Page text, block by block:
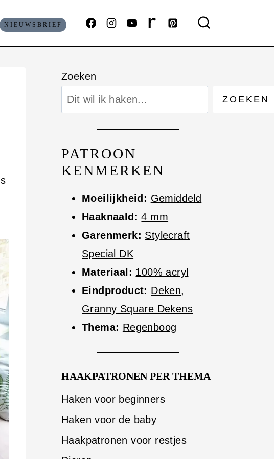
NIEUWSBRIEF
Zoeken
ZOEKEN
PATROON
KENMERKEN
Moeilijkheid: Gemiddeld
Haaknaald: 4 mm
Garenmerk: Stylecraft
Special DK
Materiaal: 100% acryl
Eindproduct: Deken,
Granny Square Dekens
Thema: Regenboog
HAAKPATRONEN PER THEMA
Haken voor beginners
Haken voor de baby
Haakpatronen voor restjes